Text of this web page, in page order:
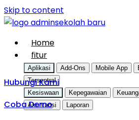
Skip to content
Home
fitur
Aplikasi Add-Ons Mobile App
Tersentral
Kesiswaan
Kepegawaian
Akuntansi
Laporan
Hubungi Kami
Coba Demo